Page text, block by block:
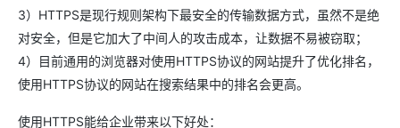
3）HTTPS是现行规则架构下最安全的传输数据方式，虽然不是绝
对安全，但是它加大了中间人的攻击成本，让数据不易被窃取；
4）目前通用的浏览器对使用HTTPS协议的网站提升了优化排名，
使用HTTPS协议的网站在搜索结果中的排名会更高。
使用HTTPS能给企业带来以下好处：